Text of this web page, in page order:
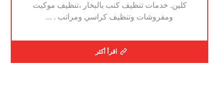
كلين. خدمات تنظيف كنب بالبخار ،تنظيف موكيت
ومفروشات وتنظيف كراسي ومراتب . ...
اقرأ أكثر